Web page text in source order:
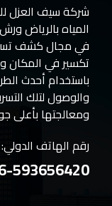
شركة سيف العزل
المياه بالرياض
في مجال كشف
تكسير في المكان
باستخدام أحدث
والوصول لتلك
ومعالجتها بأعلى
رقم الهاتف الدولي:
593656420